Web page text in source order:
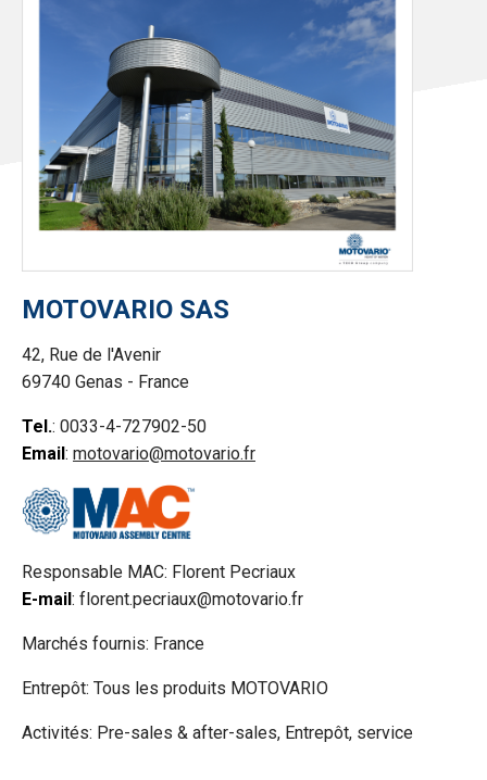
MOTOVARIO SAS
42, Rue de l'Avenir
69740 Genas - France
Tel.: 0033-4-727902-50
Email: motovario@motovario.fr
Responsable MAC: Florent Pecriaux
E-mail: florent.pecriaux@motovario.fr
Marchés fournis: France
Entrepôt: Tous les produits MOTOVARIO
Activités: Pre-sales & after-sales, Entrepôt, service